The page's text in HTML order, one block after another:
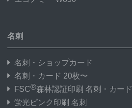
名刺
名刺・ショップカード
名刺・カード 20枚〜
FSC®森林認証印刷 名刺・カード
蛍光ピンク印刷 名刺